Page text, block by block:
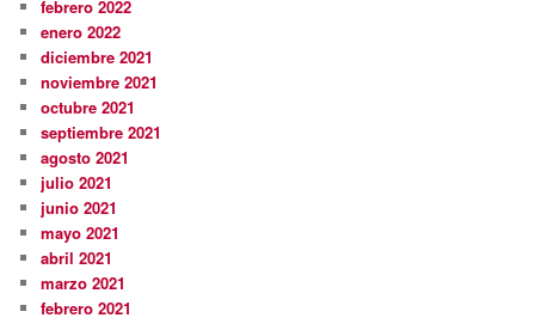
febrero 2022
enero 2022
diciembre 2021
noviembre 2021
octubre 2021
septiembre 2021
agosto 2021
julio 2021
junio 2021
mayo 2021
abril 2021
marzo 2021
febrero 2021